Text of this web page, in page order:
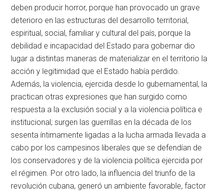
deben producir horror, porque han provocado un grave
deterioro en las estructuras del desarrollo territorial,
espiritual, social, familiar y cultural del país, porque la
debilidad e incapacidad del Estado para gobernar dio
lugar a distintas maneras de materializar en el territorio la
acción y legitimidad que el Estado había perdido.
Además, la violencia, ejercida desde lo gubernamental, la
practican otras expresiones que han surgido como
respuesta a la exclusión social y a la violencia política e
institucional; surgen las guerrillas en la década de los
sesenta íntimamente ligadas a la lucha armada llevada a
cabo por los campesinos liberales que se defendían de
los conservadores y de la violencia política ejercida por
el régimen. Por otro lado, la influencia del triunfo de la
revolución cubana, generó un ambiente favorable, factor